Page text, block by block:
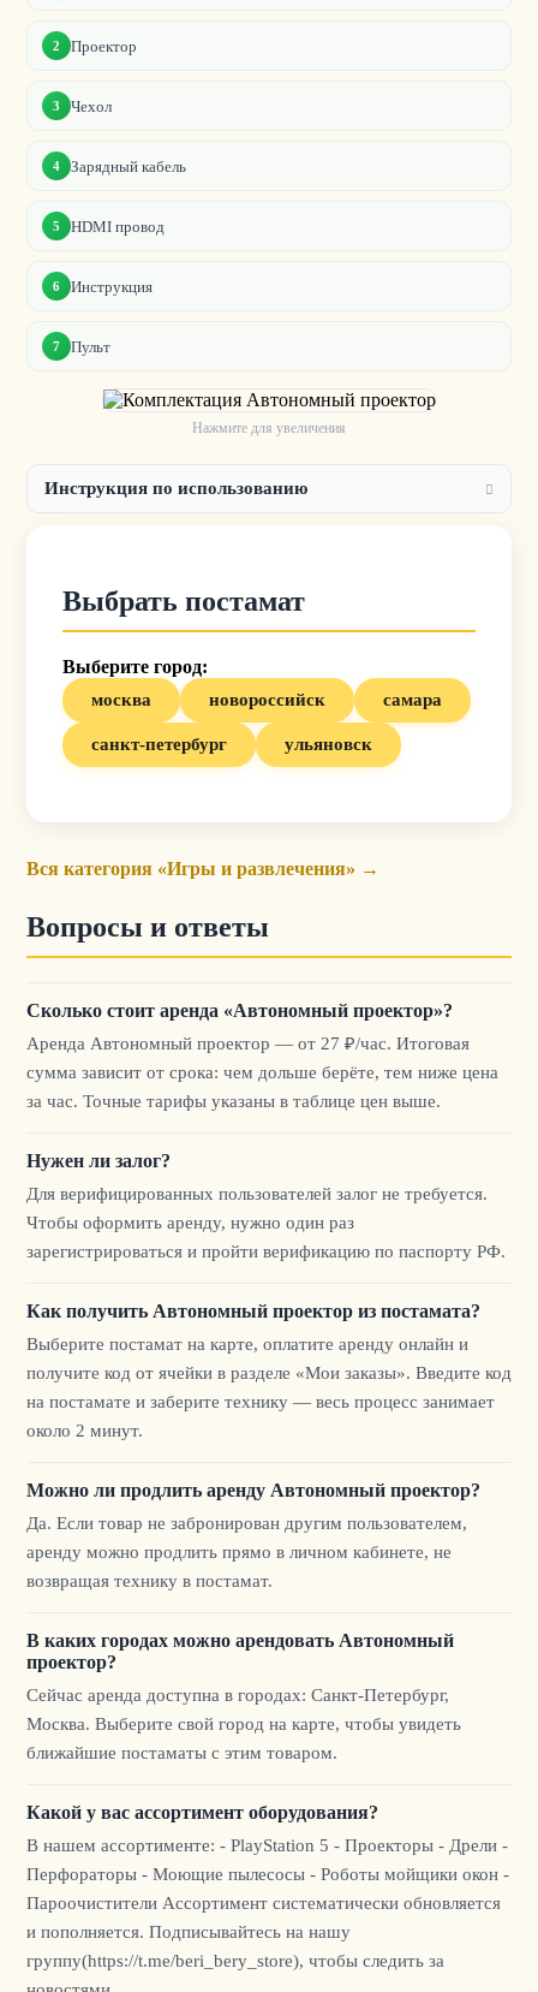
2 Проектор
3 Чехол
4 Зарядный кабель
5 HDMI провод
6 Инструкция
7 Пульт
Нажмите для увеличения
Инструкция по использованию
Выбрать постамат
Выберите город:
москва новороссийск самара
санкт-петербург ульяновск
Вся категория «Игры и развлечения» →
Вопросы и ответы
Сколько стоит аренда «Автономный проектор»?
Аренда Автономный проектор — от 27 ₽/час. Итоговая
сумма зависит от срока: чем дольше берёте, тем ниже цена
за час. Точные тарифы указаны в таблице цен выше.
Нужен ли залог?
Для верифицированных пользователей залог не требуется.
Чтобы оформить аренду, нужно один раз
зарегистрироваться и пройти верификацию по паспорту РФ.
Как получить Автономный проектор из постамата?
Выберите постамат на карте, оплатите аренду онлайн и
получите код от ячейки в разделе «Мои заказы». Введите код
на постамате и заберите технику — весь процесс занимает
около 2 минут.
Можно ли продлить аренду Автономный проектор?
Да. Если товар не забронирован другим пользователем,
аренду можно продлить прямо в личном кабинете, не
возвращая технику в постамат.
В каких городах можно арендовать Автономный
проектор?
Сейчас аренда доступна в городах: Санкт-Петербург,
Москва. Выберите свой город на карте, чтобы увидеть
ближайшие постаматы с этим товаром.
Какой у вас ассортимент оборудования?
В нашем ассортименте: - PlayStation 5 - Проекторы - Дрели -
Перфораторы - Моющие пылесосы - Роботы мойщики окон -
Пароочистители Ассортимент систематически обновляется
и пополняется. Подписывайтесь на нашу
группу(https://t.me/beri_bery_store), чтобы следить за